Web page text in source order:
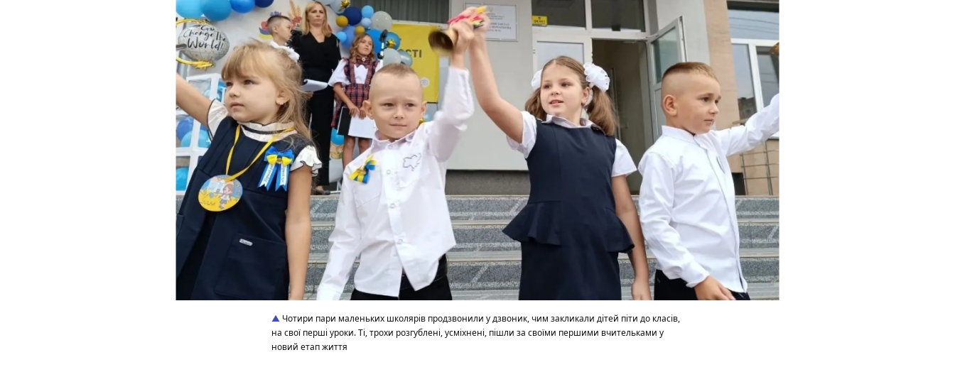
Чотири пари маленьких школярів продзвонили у дзвоник, чим закликали дітей піти до класів,
на свої перші уроки. Ті, трохи розгублені, усміхнені, пішли за своїми першими вчительками у
новий етап життя